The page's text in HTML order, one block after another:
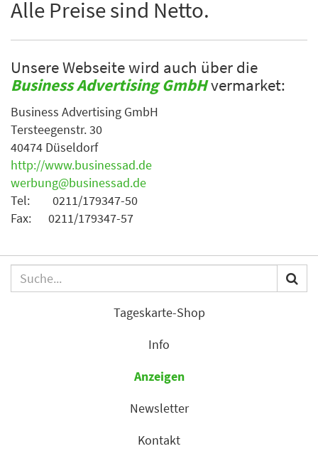
Alle Preise sind Netto.
Unsere Webseite wird auch über die
Business Advertising GmbHvermarket:
Business Advertising GmbH
Tersteegenstr. 30
40474 Düseldorf
http://www.businessad.de
werbung@businessad.de
Tel: 0211/179347-50
Fax: 0211/179347-57
Tageskarte-Shop
Info
Anzeigen
Newsletter
Kontakt